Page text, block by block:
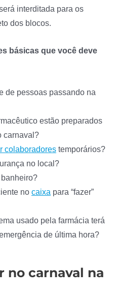
interditada para os
dos blocos.
básicas que você deve
de pessoas passando na
estão preparados
carnaval?
colaboradores temporários?
no local?
no caixa para “fazer”
usado pela farmácia terá
de última hora?
no carnaval na